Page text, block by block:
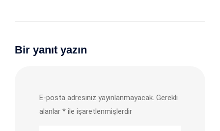
Bir yanıt yazın
E-posta adresiniz yayınlanmayacak. Gerekli
alanlar * ile işaretlenmişlerdir